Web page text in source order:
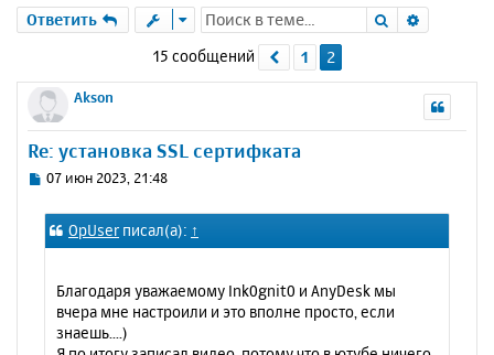
Ответить Поиск
15 сообщений Пред.
1 2
Akson
Re: установка SSL сертифката
С
о
б
07 июн 2023, 21:48
OpUser писал(а): ↑
Благодаря уважаемому Ink0gnit0 и AnyDesk мы
вчера мне настроили и это вполне просто, если
знаешь....)